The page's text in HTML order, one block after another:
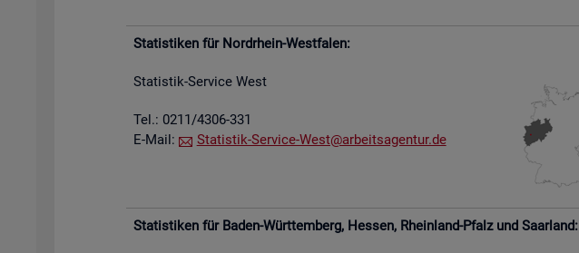
Sta­tis­ti­ken für Nord­rhein-West­fa­len:
Sta­tis­tik-Ser­vice West
Tel.: 0211/4306-331
E-Mail:
Sta­tis­tik-Ser­vice-West@​arb​eits​agen​tur.​de
Sta­tis­ti­ken für Baden-Würt­tem­berg, Hes­sen, Rhein­land-Pfalz und Saar­land: